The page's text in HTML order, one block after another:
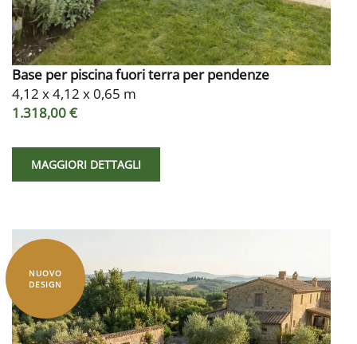
Base per piscina fuori terra per pendenze
4,12 x 4,12 x 0,65 m
1.318,00 €
MAGGIORI DETTAGLI
NUOVO
DESIGN